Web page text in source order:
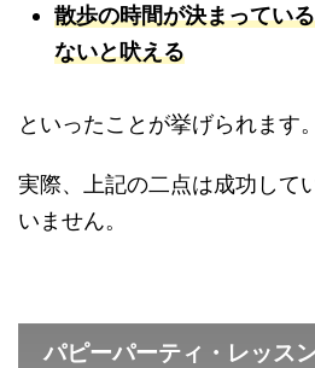
散歩の時間が決まってい
ないと吠える
といったことが挙げられます。
実際、上記の二点は成功して
いません。
パピーパーティ・レッス